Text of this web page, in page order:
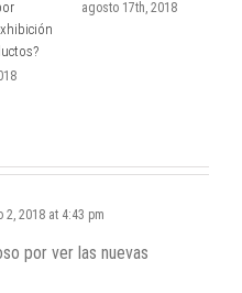
agosto 17th, 2018
2, 2018 at 4:43 pm
por ver las nuevas